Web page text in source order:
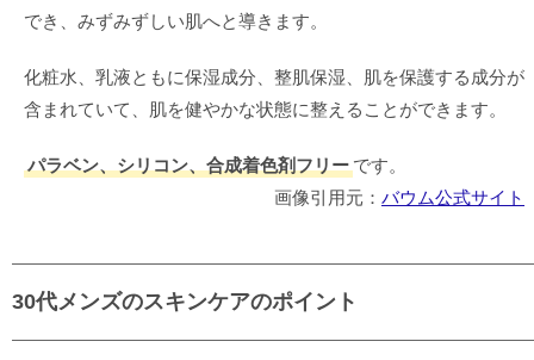
でき、みずみずしい肌へと導きます。
化粧水、乳液ともに保湿成分、整肌保湿、肌を保護する成分が
含まれていて、肌を健やかな状態に整えることができます。
パラベン、シリコン、合成着色剤フリー です。
画像引用元： バウム公式サイト
30代メンズのスキンケアのポイント